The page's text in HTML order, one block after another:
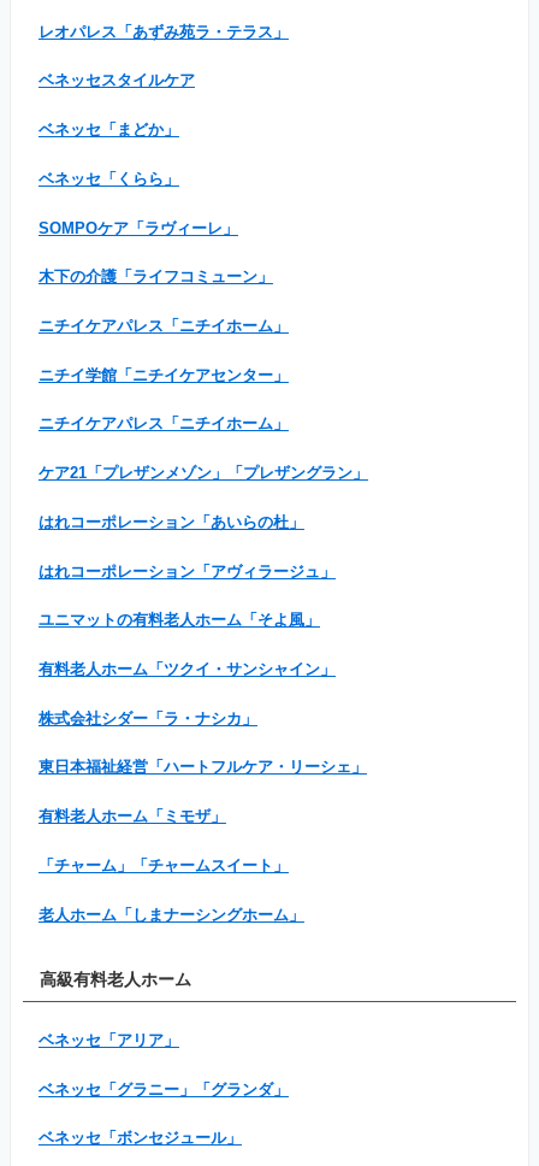
レオパレス「あずみ苑ラ・テラス」
ベネッセスタイルケア
ベネッセ「まどか」
ベネッセ「くらら」
SOMPOケア「ラヴィーレ」
木下の介護「ライフコミューン」
ニチイケアパレス「ニチイホーム」
ニチイ学館「ニチイケアセンター」
ニチイケアパレス「ニチイホーム」
ケア21「プレザンメゾン」「プレザングラン」
はれコーポレーション「あいらの杜」
はれコーポレーション「アヴィラージュ」
ユニマットの有料老人ホーム「そよ風」
有料老人ホーム「ツクイ・サンシャイン」
株式会社シダー「ラ・ナシカ」
東日本福祉経営「ハートフルケア・リーシェ」
有料老人ホーム「ミモザ」
「チャーム」「チャームスイート」
老人ホーム「しまナーシングホーム」
高級有料老人ホーム
ベネッセ「アリア」
ベネッセ「グラニー」「グランダ」
ベネッセ「ボンセジュール」